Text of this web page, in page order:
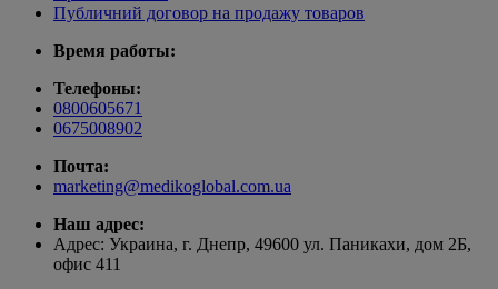
Публичний договор на продажу товаров
Время работы:
Телефоны:
0800605671
0675008902
Почта:
marketing@medikoglobal.com.ua
Наш адрес:
Адрес: Украина, г. Днепр, 49600 ул. Паникахи, дом 2Б,
офис 411